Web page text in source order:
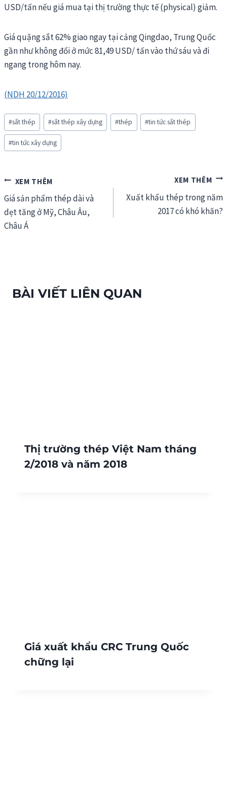
USD/tấn nếu giá mua tại thị trường thực tế (physical) giảm.
Giá quặng sắt 62% giao ngay tại cảng Qingdao, Trung Quốc
gần như không đổi ở mức 81,49 USD/ tấn vào thứ sáu và đi
ngang trong hôm nay.
(NDH 20/12/2016)
Post
Tags:
#sắt thép #sắt thép xây dựng #thép #tin tức sắt thép
#tin tức xây dựng
Điều
hướng
bài
Giá sản phẩm thép dài và
dẹt tăng ở Mỹ, Châu Âu,
Châu Á
Xuất khẩu thép trong năm
2017 có khó khăn?
BÀI VIẾT LIÊN QUAN
Thị trường thép Việt Nam tháng
2/2018 và năm 2018
Giá xuất khẩu CRC Trung Quốc
chững lại